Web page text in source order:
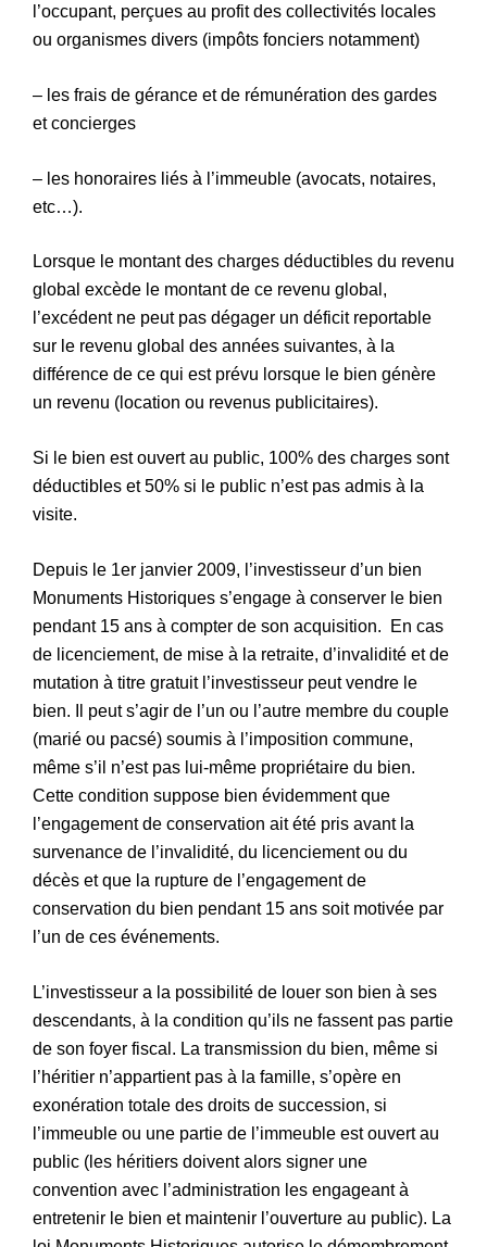
l’occupant, perçues au profit des collectivités locales
ou organismes divers (impôts fonciers notamment)
– les frais de gérance et de rémunération des gardes
et concierges
– les honoraires liés à l’immeuble (avocats, notaires,
etc…).
Lorsque le montant des charges déductibles du revenu
global excède le montant de ce revenu global,
l’excédent ne peut pas dégager un déficit reportable
sur le revenu global des années suivantes, à la
différence de ce qui est prévu lorsque le bien génère
un revenu (location ou revenus publicitaires).
Si le bien est ouvert au public, 100% des charges sont
déductibles et 50% si le public n’est pas admis à la
visite.
Depuis le 1er janvier 2009, l’investisseur d’un bien
Monuments Historiques s’engage à conserver le bien
pendant 15 ans à compter de son acquisition. En cas
de licenciement, de mise à la retraite, d’invalidité et de
mutation à titre gratuit l’investisseur peut vendre le
bien. Il peut s’agir de l’un ou l’autre membre du couple
(marié ou pacsé) soumis à l’imposition commune,
même s’il n’est pas lui-même propriétaire du bien.
Cette condition suppose bien évidemment que
l’engagement de conservation ait été pris avant la
survenance de l’invalidité, du licenciement ou du
décès et que la rupture de l’engagement de
conservation du bien pendant 15 ans soit motivée par
l’un de ces événements.
L’investisseur a la possibilité de louer son bien à ses
descendants, à la condition qu’ils ne fassent pas partie
de son foyer fiscal. La transmission du bien, même si
l’héritier n’appartient pas à la famille, s’opère en
exonération totale des droits de succession, si
l’immeuble ou une partie de l’immeuble est ouvert au
public (les héritiers doivent alors signer une
convention avec l’administration les engageant à
entretenir le bien et maintenir l’ouverture au public). La